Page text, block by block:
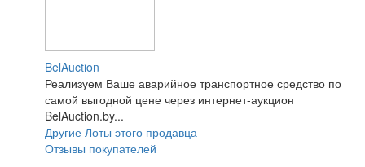
BelAuction
Реализуем Ваше аварийное транспортное средство по
самой выгодной цене через интернет-аукцион
BelAuction.by...
Другие Лоты этого продавца
Отзывы покупателей